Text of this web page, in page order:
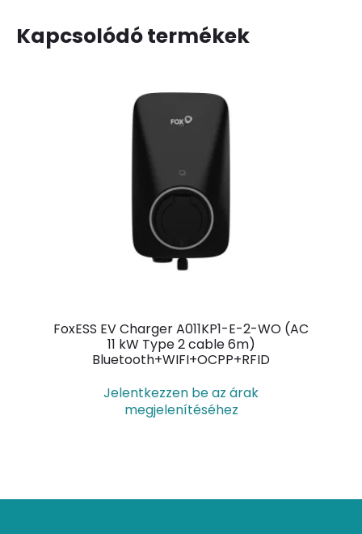
Kapcsolódó termékek
FoxESS EV Charger A011KP1-E-2-WO (AC
11 kW Type 2 cable 6m)
Bluetooth+WIFI+OCPP+RFID
Jelentkezzen be az árak
megjelenítéséhez